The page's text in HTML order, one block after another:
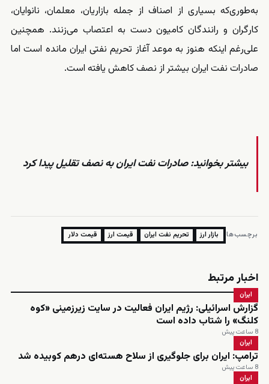
به‌طوری‌که بسیاری از اصناف از جمله بازاریان، معلمان، نانوایان،
کارگران و رانندگان کامیون دست به اعتصاب می‌زنند. همچنین
علی‌رغم اینکه هنوز به موعد آغاز تحریم نفتی ایران مانده است اما
صادرات نفت ایران بیشتر از نصف کاهش یافته است.
بیشتر بخوانید:صادرات نفت ایران به نصف تقلیل پیدا کرد
برچسب‌ها: بازار ارز تحریم نفت ایران قیمت ارز قیمت دلار
اخبار مرتبط
ایران
گزارش اسرائیلی: رژیم ایران فعالیت در سایت زیرزمینی «کوه
کلنگ» را شتاب داده است
8 ساعت پیش
ایران
ترامپ: ایران برای جلوگیری از سلاح هسته‌ای درهم کوبیده شد
8 ساعت پیش
ایران